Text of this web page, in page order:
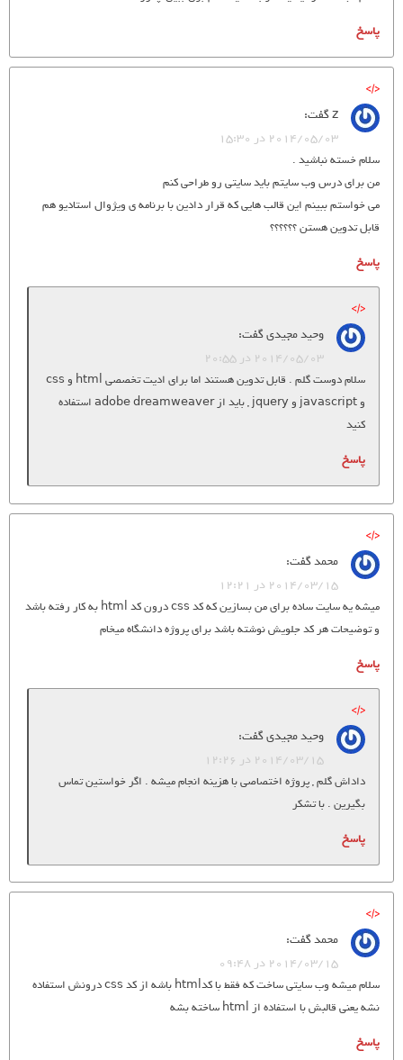
پاسخ
zگفت:
2014/05/03 در 15:30
سلام خسته نباشید .
من برای درس وب سایتم باید سایتی رو طراحی کنم
می خواستم ببینم این قالب هایی که قرار دادین با برنامه ی ویژوال استادیو هم
قابل تدوین هستن ؟؟؟؟؟؟
پاسخ
وحید مجیدیگفت:
2014/05/03 در 20:55
سلام دوست گلم . قابل تدوین هستند اما برای ادیت تخصصی html و css
و javascript و jquery , باید از adobe dreamweaver استفاده
کنید
پاسخ
محمدگفت:
2014/03/15 در 12:21
میشه یه سایت ساده برای من بسازین که کد css درون کد html به کار رفته باشد
و توضیحات هر کد جلویش نوشته باشد برای پروژه دانشگاه میخام
پاسخ
وحید مجیدیگفت:
2014/03/15 در 12:26
داداش گلم , پروژه اختصاصی با هزینه انجام میشه . اگر خواستین تماس
بگیرین . با تشکر
پاسخ
محمدگفت:
2014/03/15 در 09:48
سلام میشه وب سایتی ساخت که فقط با کدhtml باشه از کد css درونش استفاده
نشه یعنی قالبش با استفاده از html ساخته بشه
پاسخ